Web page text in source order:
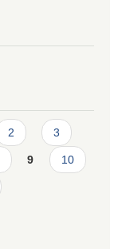
2 3
9 10